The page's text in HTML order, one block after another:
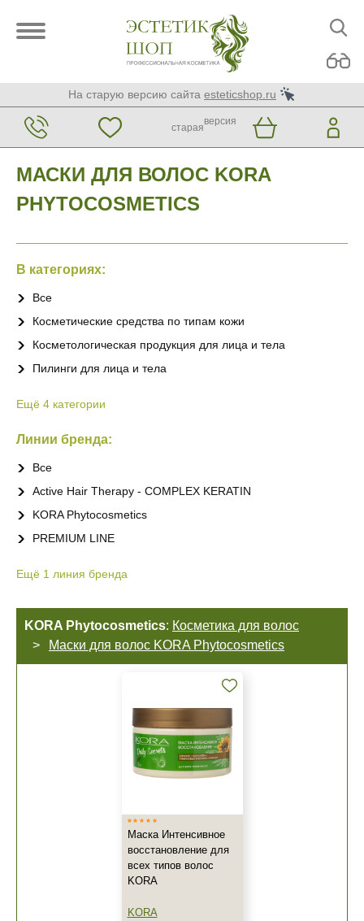
На старую версию сайта esteticshop.ru
старая
версия
МАСКИ ДЛЯ ВОЛОС KORA
PHYTOCOSMETICS
В категориях:
Все
Косметические средства по типам кожи
Косметологическая продукция для лица и тела
Пилинги для лица и тела
Ещё 4 категории
Линии бренда:
Все
Active Hair Therapy - COMPLEX KERATIN
KORA Phytocosmetics
PREMIUM LINE
Ещё 1 линия бренда
KORA Phytocosmetics: Косметика для волос
Маски для волос KORA Phytocosmetics
Маска Интенсивное
восстановление для
всех типов волос
KORA
KORA